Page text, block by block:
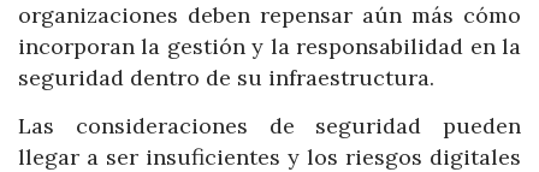
organizaciones deben repensar aún más cómo
incorporan la gestión y la responsabilidad en la
seguridad dentro de su infraestructura.
Las consideraciones de seguridad pueden
llegar a ser insuficientes y los riesgos digitales